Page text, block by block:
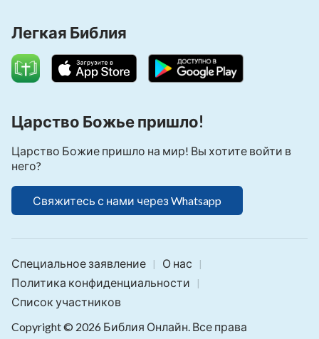
Легкая Библия
Царство Божье пришло!
Царство Божие пришло на мир! Вы хотите войти в
него?
Свяжитесь с нами через Whatsapp
Специальное заявление | О нас |
Политика конфиденциальности |
Список участников
Copyright © 2026 Библия Онлайн. Все права